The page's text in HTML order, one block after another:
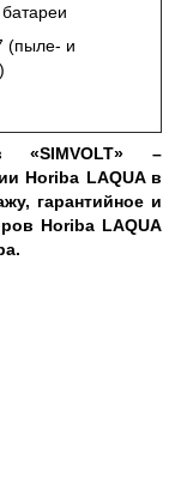
(пыле- и
«SIMVOLT» –
Horiba LAQUA в
гарантийное и
Horiba LAQUA